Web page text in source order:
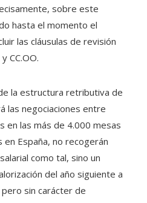
sobre este
hasta el momento el
las cláusulas de revisión
CC.OO.
la estructura retributiva de
las negociaciones entre
en las más de 4.000 mesas
España, no recogerán
como tal, sino un
del año siguiente a
sin carácter de